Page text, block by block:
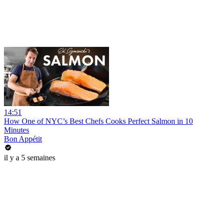
14:51
How One of NYC’s Best Chefs Cooks Perfect Salmon in 10
Minutes
Bon Appétit
il y a 5 semaines